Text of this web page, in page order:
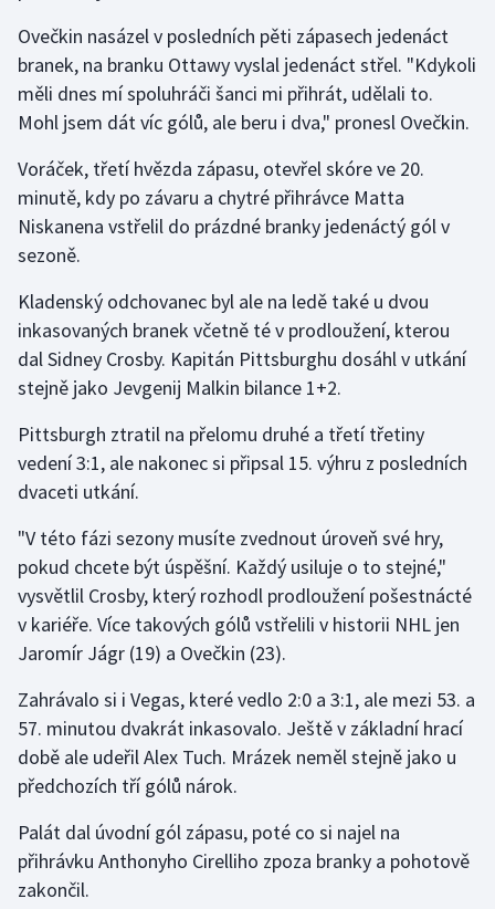
Ovečkin nasázel v posledních pěti zápasech jedenáct
branek, na branku Ottawy vyslal jedenáct střel. "Kdykoli
měli dnes mí spoluhráči šanci mi přihrát, udělali to.
Mohl jsem dát víc gólů, ale beru i dva," pronesl Ovečkin.
Voráček, třetí hvězda zápasu, otevřel skóre ve 20.
minutě, kdy po závaru a chytré přihrávce Matta
Niskanena vstřelil do prázdné branky jedenáctý gól v
sezoně.
Kladenský odchovanec byl ale na ledě také u dvou
inkasovaných branek včetně té v prodloužení, kterou
dal Sidney Crosby. Kapitán Pittsburghu dosáhl v utkání
stejně jako Jevgenij Malkin bilance 1+2.
Pittsburgh ztratil na přelomu druhé a třetí třetiny
vedení 3:1, ale nakonec si připsal 15. výhru z posledních
dvaceti utkání.
"V této fázi sezony musíte zvednout úroveň své hry,
pokud chcete být úspěšní. Každý usiluje o to stejné,"
vysvětlil Crosby, který rozhodl prodloužení pošestnácté
v kariéře. Více takových gólů vstřelili v historii NHL jen
Jaromír Jágr (19) a Ovečkin (23).
Zahrávalo si i Vegas, které vedlo 2:0 a 3:1, ale mezi 53. a
57. minutou dvakrát inkasovalo. Ještě v základní hrací
době ale udeřil Alex Tuch. Mrázek neměl stejně jako u
předchozích tří gólů nárok.
Palát dal úvodní gól zápasu, poté co si najel na
přihrávku Anthonyho Cirelliho zpoza branky a pohotově
zakončil.